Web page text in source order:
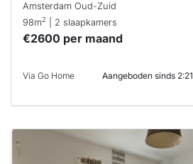
Amsterdam Oud-Zuid
98m2 | 2 slaapkamers
€2600 per maand
Via Go Home Aangeboden sinds 2:21